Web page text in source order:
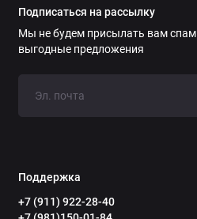
самому требовательному
Подписаться на рассылку
Мы не будем присылать вам
выгодные предложения
Поддержка
+7 (911) 922-28-40